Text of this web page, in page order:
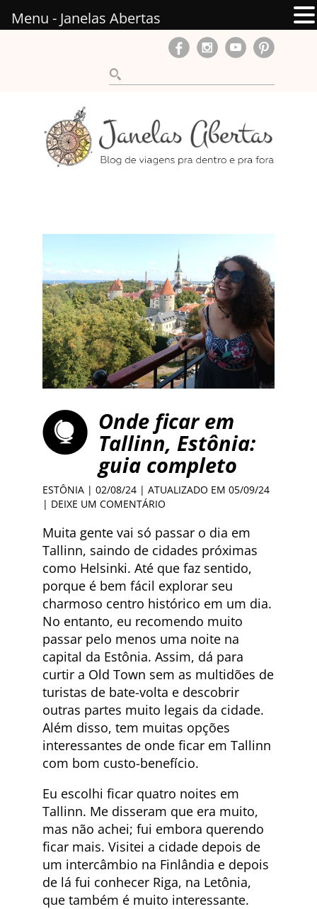
Onde ficar em
Tallinn, Estônia:
guia completo
ESTÔNIA | 02/08/24 | ATUALIZADO EM 05/09/24
| DEIXE UM COMENTÁRIO
Muita gente vai só passar o dia em
Tallinn, saindo de cidades próximas
como Helsinki. Até que faz sentido,
porque é bem fácil explorar seu
charmoso centro histórico em um dia.
No entanto, eu recomendo muito
passar pelo menos uma noite na
capital da Estônia. Assim, dá para
curtir a Old Town sem as multidões de
turistas de bate-volta e descobrir
outras partes muito legais da cidade.
Além disso, tem muitas opções
interessantes de onde ficar em Tallinn
com bom custo-benefício.
Eu escolhi ficar quatro noites em
Tallinn. Me disseram que era muito,
mas não achei; fui embora querendo
ficar mais. Visitei a cidade depois de
um intercâmbio na Finlândia e depois
de lá fui conhecer Riga, na Letônia,
que também é muito interessante.
Menu - Janelas Abertas